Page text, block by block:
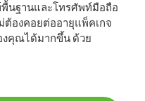
พื้นฐานและโทรศัพท์มือถือ
ต้องคอยต่ออายุแพ็คเกจ
คุณได้มากขึ้น ด้วย